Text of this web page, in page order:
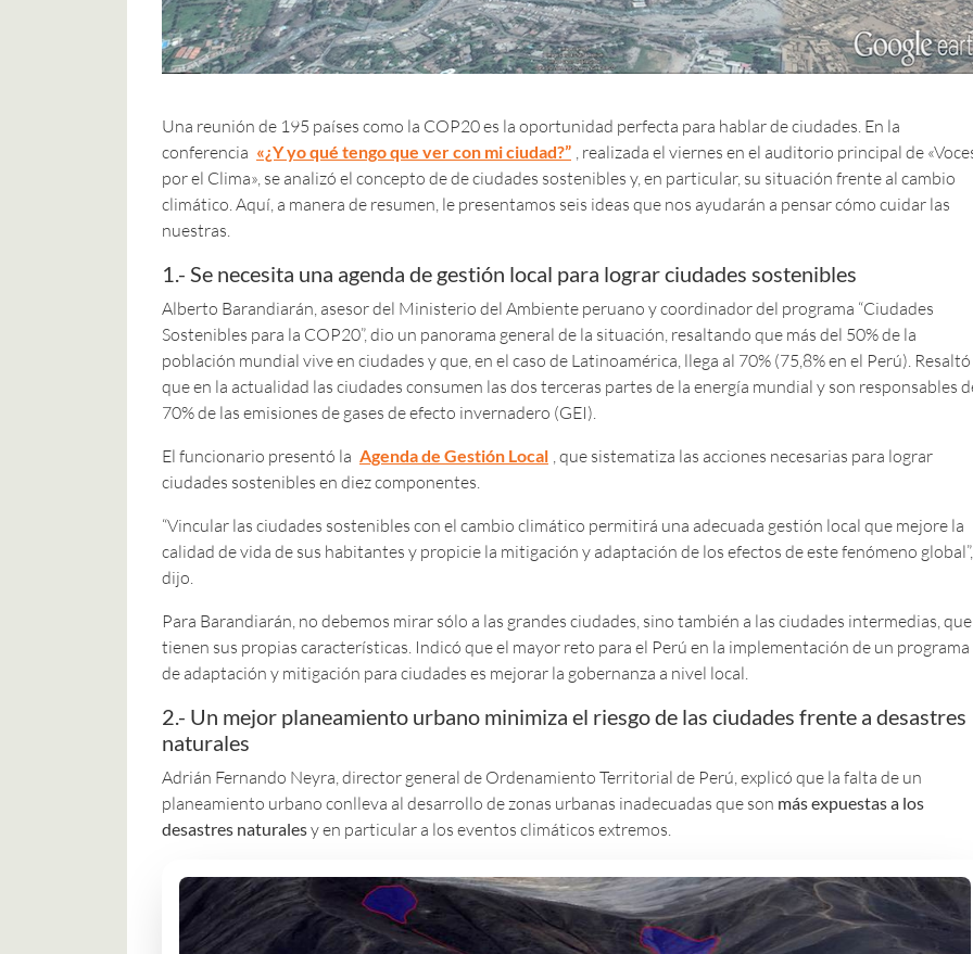
Una reunión de 195 países como la COP20 es la oportunidad perfecta para hablar de ciudades. En la
conferencia «¿Y yo qué tengo que ver con mi ciudad?” , realizada el viernes en el auditorio principal de
por el Clima», se analizó el concepto de de ciudades sostenibles y, en particular, su situación frente al cambio
climático. Aquí, a manera de resumen, le presentamos seis ideas que nos ayudarán a pensar cómo cuidar las
nuestras.
1.- Se necesita una agenda de gestión local para lograr ciudades sostenibles
Alberto Barandiarán, asesor del Ministerio del Ambiente peruano y coordinador del programa “Ciudades
Sostenibles para la COP20”, dio un panorama general de la situación, resaltando que más del 50% de la
población mundial vive en ciudades y que, en el caso de Latinoamérica, llega al 70% (75,8% en el Perú). Resaltó
que en la actualidad las ciudades consumen las dos terceras partes de la energía mundial y son responsables
70% de las emisiones de gases de efecto invernadero (GEI).
El funcionario presentó la Agenda de Gestión Local , que sistematiza las acciones necesarias para lograr
ciudades sostenibles en diez componentes.
“Vincular las ciudades sostenibles con el cambio climático permitirá una adecuada gestión local que mejore la
calidad de vida de sus habitantes y propicie la mitigación y adaptación de los efectos de este fenómeno global”,
dijo.
Para Barandiarán, no debemos mirar sólo a las grandes ciudades, sino también a las ciudades intermedias, que
tienen sus propias características. Indicó que el mayor reto para el Perú en la implementación de un programa
de adaptación y mitigación para ciudades es mejorar la gobernanza a nivel local.
2.- Un mejor planeamiento urbano minimiza el riesgo de las ciudades frente a desastres
naturales
Adrián Fernando Neyra, director general de Ordenamiento Territorial de Perú, explicó que la falta de un
planeamiento urbano conlleva al desarrollo de zonas urbanas inadecuadas que son más expuestas a los
desastres naturalesy en particular a los eventos climáticos extremos.